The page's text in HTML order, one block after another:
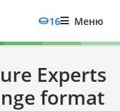
16 Меню
Experts
format